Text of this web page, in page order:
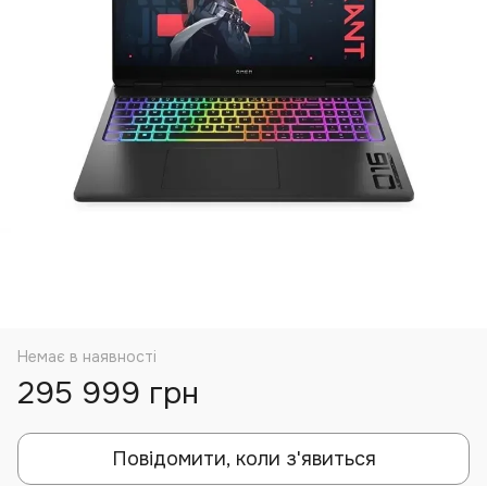
Немає в наявності
295 999 грн
Повідомити, коли з'явиться